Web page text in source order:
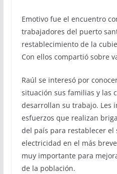
Emotivo fue el encuentro
trabajadores del puerto
restablecimiento de la
Con ellos compartió sobre
Raúl se interesó por
situación sus familias y las
desarrollan su trabajo. Les
esfuerzos que realizan
del país para restablecer el
electricidad en el más
muy importante para
de la población.